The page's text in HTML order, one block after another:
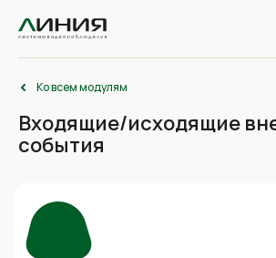
Ко всем модулям
Входящие/исходящие
события